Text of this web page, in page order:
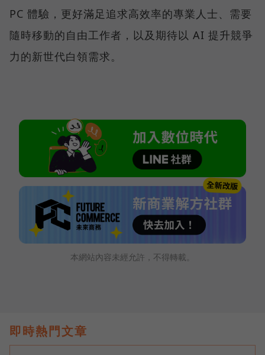
PC 體驗，更好滿足追求高效率的專業人士、需要
隨時移動的自由工作者，以及期待以 AI 提升競爭
力的新世代白領需求。
本網站內容未經允許，不得轉載。
即時熱門文章